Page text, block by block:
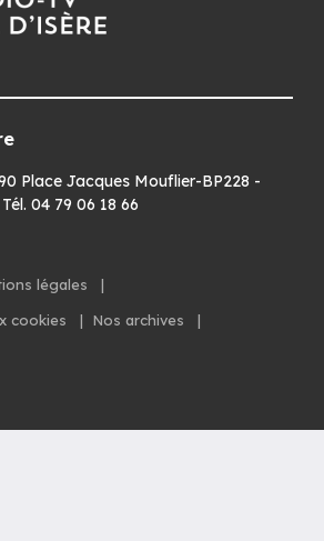
Place Jacques Mouflier-BP228 -
04 79 06 18 66
légales
|
cookies
| Nos archives
|